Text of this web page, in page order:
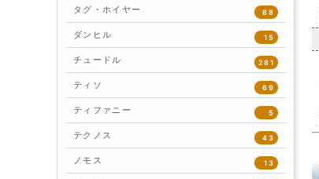
タグ・ホイヤー 88
ダンヒル 15
チュードル 281
ティソ 69
ティファニー 5
テクノス 43
ノモス 13